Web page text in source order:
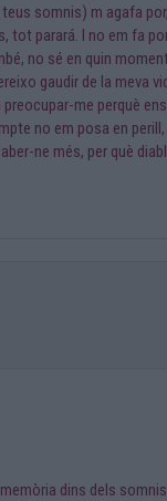
somnis) m agafa
parará. I no em fa
no sé en quin
gaudir de la meva
me perquè
no em posa en
ne més, per què
dins dels